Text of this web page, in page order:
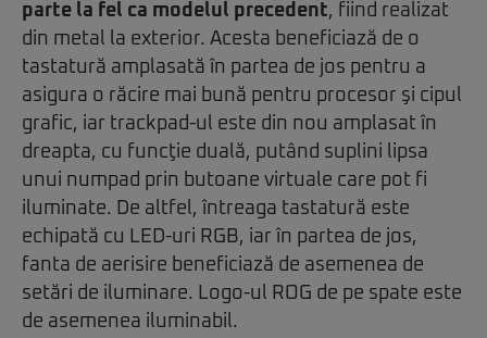
parte la fel ca modelul precedent, fiind realizat
din metal la exterior. Acesta beneficiază de o
tastatură amplasată în partea de jos pentru a
asigura o răcire mai bună pentru procesor şi cipul
grafic, iar trackpad-ul este din nou amplasat în
dreapta, cu funcţie duală, putând suplini lipsa
unui numpad prin butoane virtuale care pot fi
iluminate. De altfel, întreaga tastatură este
echipată cu LED-uri RGB, iar în partea de jos,
fanta de aerisire beneficiază de asemenea de
setări de iluminare. Logo-ul ROG de pe spate este
de asemenea iluminabil.